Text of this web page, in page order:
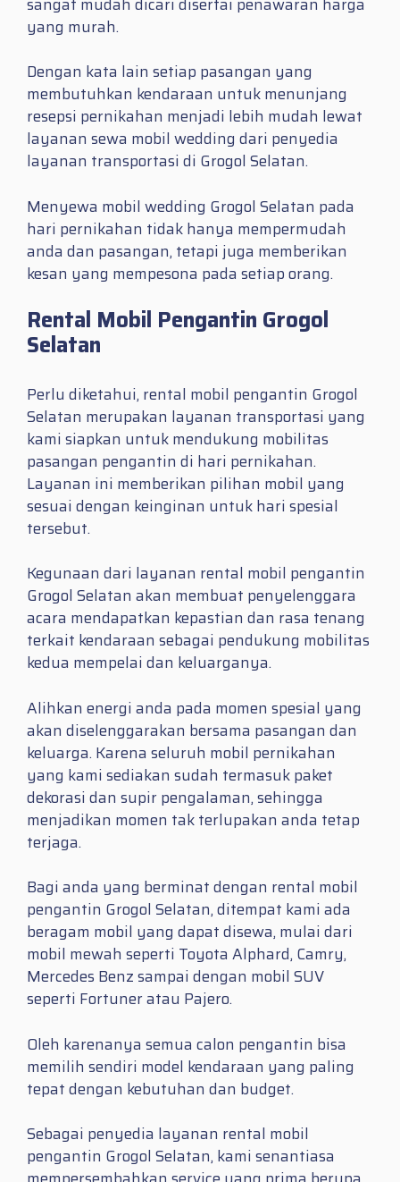
yang murah.
Dengan kata lain setiap pasangan yang
membutuhkan kendaraan untuk menunjang
resepsi pernikahan menjadi lebih mudah lewat
layanan sewa mobil wedding dari penyedia
layanan transportasi di Grogol Selatan.
Menyewa mobil wedding Grogol Selatan pada
hari pernikahan tidak hanya mempermudah
anda dan pasangan, tetapi juga memberikan
kesan yang mempesona pada setiap orang.
Rental Mobil Pengantin Grogol
Selatan
Perlu diketahui, rental mobil pengantin Grogol
Selatan merupakan layanan transportasi yang
kami siapkan untuk mendukung mobilitas
pasangan pengantin di hari pernikahan.
Layanan ini memberikan pilihan mobil yang
sesuai dengan keinginan untuk hari spesial
tersebut.
Kegunaan dari layanan rental mobil pengantin
Grogol Selatan akan membuat penyelenggara
acara mendapatkan kepastian dan rasa tenang
terkait kendaraan sebagai pendukung mobilitas
kedua mempelai dan keluarganya.
Alihkan energi anda pada momen spesial yang
akan diselenggarakan bersama pasangan dan
keluarga. Karena seluruh mobil pernikahan
yang kami sediakan sudah termasuk paket
dekorasi dan supir pengalaman, sehingga
menjadikan momen tak terlupakan anda tetap
terjaga.
Bagi anda yang berminat dengan rental mobil
pengantin Grogol Selatan, ditempat kami ada
beragam mobil yang dapat disewa, mulai dari
mobil mewah seperti Toyota Alphard, Camry,
Mercedes Benz sampai dengan mobil SUV
seperti Fortuner atau Pajero.
Oleh karenanya semua calon pengantin bisa
memilih sendiri model kendaraan yang paling
tepat dengan kebutuhan dan budget.
Sebagai penyedia layanan rental mobil
pengantin Grogol Selatan, kami senantiasa